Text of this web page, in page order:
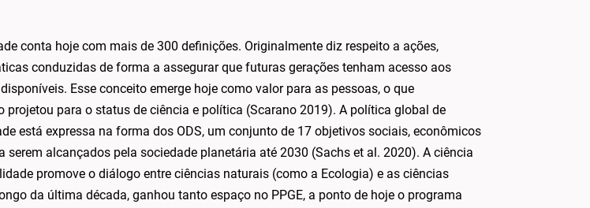
conta hoje com mais de 300 definições. Originalmente diz respeito a ações,
conduzidas de forma a assegurar que futuras gerações tenham acesso aos
Esse conceito emerge hoje como valor para as pessoas, o que
projetou para o status de ciência e política (Scarano 2019). A política global de
está expressa na forma dos ODS, um conjunto de 17 objetivos sociais, econômicos
serem alcançados pela sociedade planetária até 2030 (Sachs et al. 2020). A ciência
promove o diálogo entre ciências naturais (como a Ecologia) e as ciências
da última década, ganhou tanto espaço no PPGE, a ponto de hoje o programa